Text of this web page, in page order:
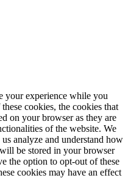
your experience while you
cookies, the cookies that
on your browser as they are
of the website. We
analyze and understand how
be stored in your browser
the option to opt-out of these
cookies may have an effect